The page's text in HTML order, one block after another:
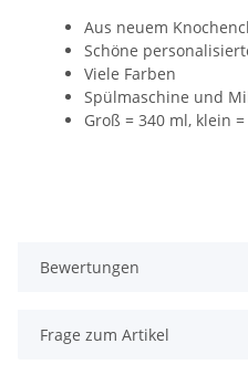
Aus neuem
Schöne
Viele Farben
Spülmaschine und
Groß = 340 ml, klein
Bewertungen
Frage zum Artikel